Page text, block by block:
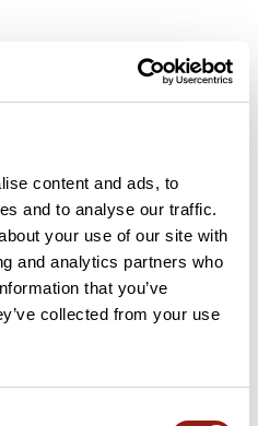
content and ads, to
and to analyse our traffic.
your use of our site with
and analytics partners who
that you’ve
collected from your use
opiniones. ¿Ya lo has
opinión!